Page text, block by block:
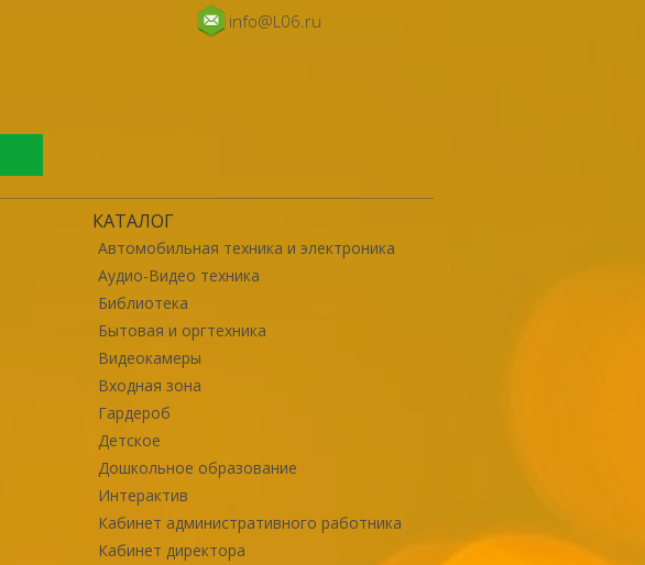
info@L06.ru
КАТАЛОГ
Автомобильная техника и электроника
Аудио-Видео техника
Библиотека
Бытовая и оргтехника
Видеокамеры
Входная зона
Гардероб
Детское
Дошкольное образование
Интерактив
Кабинет административного работника
Кабинет директора